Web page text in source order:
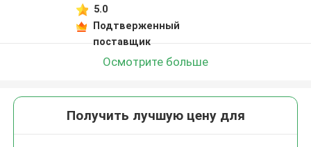
5.0
Подтверженный
поставщик
Осмотрите больше
Получить лучшую цену для